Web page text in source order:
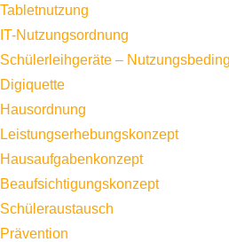
Tabletnutzung
IT-Nutzungsordnung
Schülerleihgeräte –
Digiquette
Hausordnung
Leistungserhebungskonzept
Hausaufgabenkonzept
Beaufsichtigungskonzept
Schüleraustausch
Prävention